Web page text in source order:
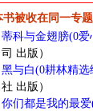
书被收在同一专
蒂科与金翅膀(0
司 出版）
黑与白(0耕林精选
社 出版）
你们都是我的最